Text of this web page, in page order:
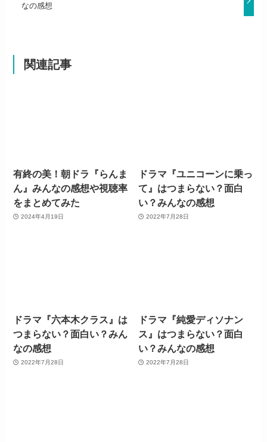
なの感想
関連記事
有終の美！朝ドラ『らんま
ん』みんなの感想や視聴率
をまとめてみた
2024年4月19日
ドラマ『ユニコーンに乗っ
て』はつまらない？面白
い？みんなの感想
2022年7月28日
ドラマ『六本木クラス』は
つまらない？面白い？みん
なの感想
2022年7月28日
ドラマ『純愛ディソナン
ス』はつまらない？面白
い？みんなの感想
2022年7月28日